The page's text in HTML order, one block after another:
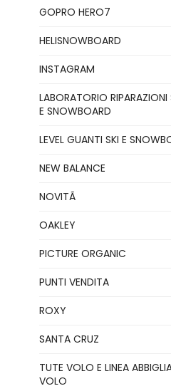
GOPRO HERO7
HELISNOWBOARD
INSTAGRAM
LABORATORIO RIPARAZIONI
E SNOWBOARD
LEVEL GUANTI SKI E
NEW BALANCE
NOVITÃ
OAKLEY
PICTURE ORGANIC
PUNTI VENDITA
ROXY
SANTA CRUZ
TUTE VOLO E LINEA
VOLO